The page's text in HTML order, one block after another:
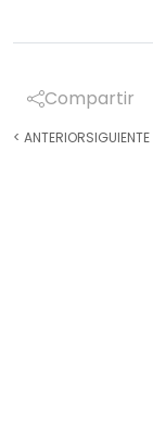
Compartir
< ANTERIORSIGUIENTE